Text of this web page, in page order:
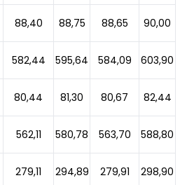
88,40 88,75 88,65 90,00
582,44 595,64 584,09 603,90
80,44 81,30 80,67 82,44
562,11 580,78 563,70 588,80
279,11 294,89 279,91 298,90